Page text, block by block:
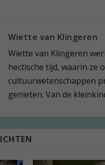
Wiette van Klingeren
Wiette van Klingeren
hectische tijd, waarin ze
cultuurwetenschappen
genieten. Van de